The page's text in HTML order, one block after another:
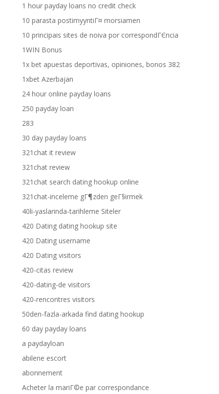
1 hour payday loans no credit check
10 parasta postimyyntiГ¤ morsiamen
10 principais sites de noiva por correspondГЄncia
1WIN Bonus
1x bet apuestas deportivas, opiniones, bonos 382
1xbet Azerbajan
24 hour online payday loans
250 payday loan
283
30 day payday loans
321chat it review
321chat review
321chat search dating hookup online
321chat-inceleme gГ¶zden geГ§irmek
40li-yaslarinda-tarihleme Siteler
420 Dating dating hookup site
420 Dating username
420 Dating visitors
420-citas review
420-dating-de visitors
420-rencontres visitors
50den-fazla-arkada find dating hookup
60 day payday loans
a paydayloan
abilene escort
abonnement
Acheter la mariГ©e par correspondance